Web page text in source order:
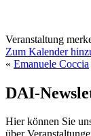
Veranstaltung
Zum Kalender
« Emanuele Coccia
DAI-
Hier können Sie